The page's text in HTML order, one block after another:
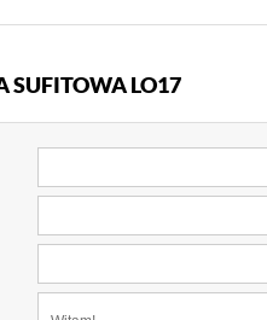
SUFITOWA LO17